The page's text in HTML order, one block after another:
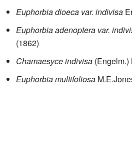
Euphorbia dioeca var. indivisa
Euphorbia adenoptera var.
(1862)
Chamaesyce indivisa (Engelm.)
Euphorbia multifoliosa